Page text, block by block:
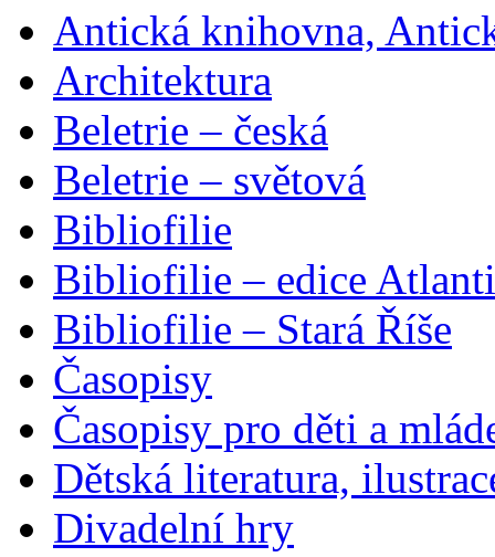
Antická knihovna,
Architektura
Beletrie – česká
Beletrie – světová
Bibliofilie
Bibliofilie – edice
Bibliofilie – Stará Říše
Časopisy
Časopisy pro děti a
Dětská literatura,
Divadelní hry